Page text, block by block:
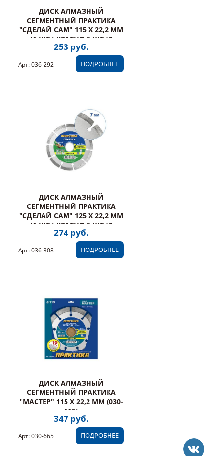
ДИСК АЛМАЗНЫЙ
СЕГМЕНТНЫЙ ПРАКТИКА
"СДЕЛАЙ САМ" 115 Х 22,2 ММ
(1 ШТ.) КРАТНО 5 ШТ (В
ПЛЕНКЕ) (036-292)
253 руб.
ПОДРОБНЕЕ
Арт: 036-292
ДИСК АЛМАЗНЫЙ
СЕГМЕНТНЫЙ ПРАКТИКА
"СДЕЛАЙ САМ" 125 Х 22,2 ММ
(1 ШТ.) КРАТНО 5 ШТ (В
ПЛЕНКЕ) (036-308)
274 руб.
ПОДРОБНЕЕ
Арт: 036-308
ДИСК АЛМАЗНЫЙ
СЕГМЕНТНЫЙ ПРАКТИКА
"МАСТЕР" 115 Х 22,2 ММ (030-
665)
347 руб.
ПОДРОБНЕЕ
Арт: 030-665